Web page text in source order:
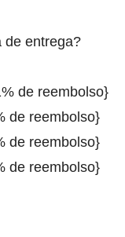
de entrega?
- 1% de
- 2% de
de reembolso}
de reembolso}